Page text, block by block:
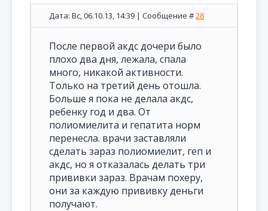
Дата: Вс, 06.10.13, 14:39 | Сообщение #28
После первой акдс дочери было
плохо два дня, лежала, спала
много, никакой активности.
Только на третий день отошла.
Больше я пока не делала акдс,
ребенку год и два. От
полиомиелита и гепатита норм
перенесла. врачи заставляли
сделать зараз полиомиелит, геп и
акдс, но я отказалась делать три
прививки зараз. Врачам похеру,
они за каждую прививку деньги
получают.